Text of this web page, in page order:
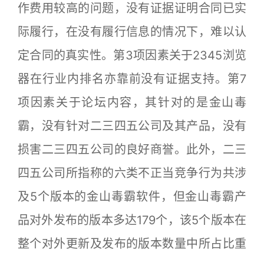
作费用较高的问题，没有证据证明合同已实
际履行，在没有履行信息的情况下，难以认
定合同的真实性。第3项因素关于2345浏览
器在行业内排名亦靠前没有证据支持。第7
项因素关于论坛内容，其针对的是金山毒
霸，没有针对二三四五公司及其产品，没有
损害二三四五公司的良好商誉。此外，二三
四五公司所指称的六类不正当竞争行为共涉
及5个版本的金山毒霸软件，但金山毒霸产
品对外发布的版本多达179个，该5个版本在
整个对外更新及发布的版本数量中所占比重